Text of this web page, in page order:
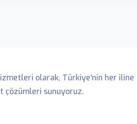
olarak, Türkiye'nin her iline
çözümleri sunuyoruz.